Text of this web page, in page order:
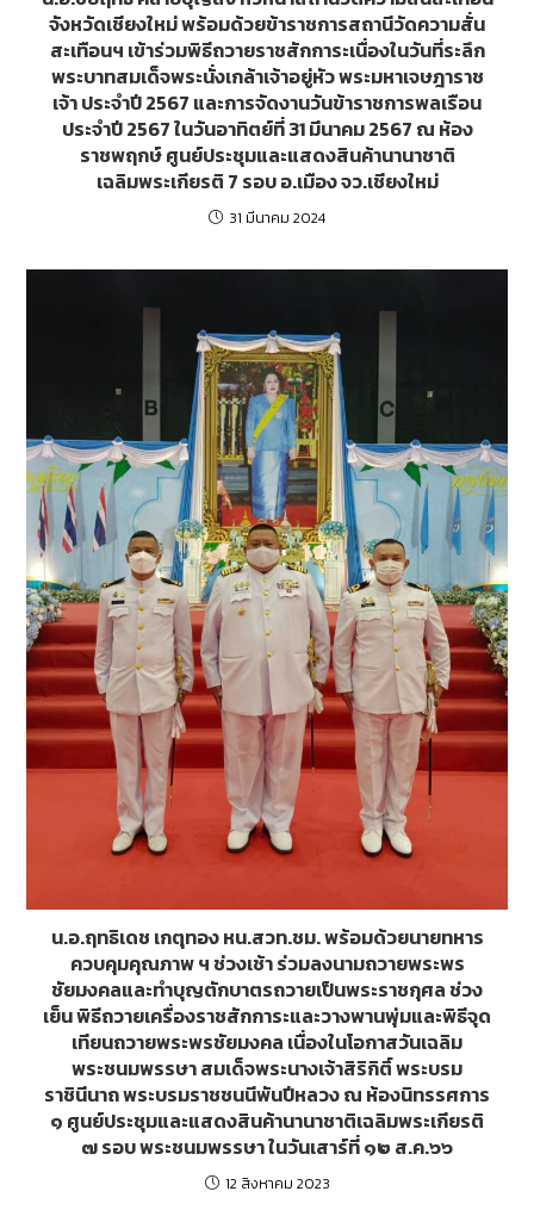
จังหวัดเชียงใหม่ พร้อมด้วยข้าราชการสถานีวัดความสั่น
สะเทือนฯ เข้าร่วมพิธีถวายราชสักการะเนื่องในวันที่ระลึก
พระบาทสมเด็จพระนั่งเกล้าเจ้าอยู่หัว พระมหาเจษฎาราช
เจ้า ประจำปี 2567 และการจัดงานวันข้าราชการพลเรือน
ประจำปี 2567 ในวันอาทิตย์ที่ 31 มีนาคม 2567 ณ ห้อง
ราชพฤกษ์ ศูนย์ประชุมและแสดงสินค้านานาชาติ
เฉลิมพระเกียรติ 7 รอบ อ.เมือง จว.เชียงใหม่
31 มีนาคม 2024
น.อ.ฤทธิเดช เกตุทอง หน.สวท.ชม. พร้อมด้วยนายทหาร
ควบคุมคุณภาพ ฯ ช่วงเช้า ร่วมลงนามถวายพระพร
ชัยมงคลและทำบุญตักบาตรถวายเป็นพระราชกุศล ช่วง
เย็น พิธีถวายเครื่องราชสักการะและวางพานพุ่มและพิธีจุด
เทียนถวายพระพรชัยมงคล เนื่องในโอกาสวันเฉลิม
พระชนมพรรษา สมเด็จพระนางเจ้าสิริกิติ์ พระบรม
ราชินีนาถ พระบรมราชชนนีพันปีหลวง ณ ห้องนิทรรศการ
๑ ศูนย์ประชุมและแสดงสินค้านานาชาติเฉลิมพระเกียรติ
๗ รอบ พระชนมพรรษา ในวันเสาร์ที่ ๑๒ ส.ค.๖๖
12 สิงหาคม 2023